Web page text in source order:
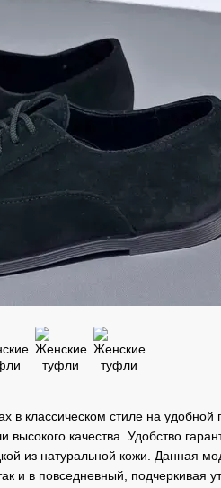
в классическом стиле на удобной
качества. Удобство
из натуральной кожи. Данная
и в повседневный, подчеркивая